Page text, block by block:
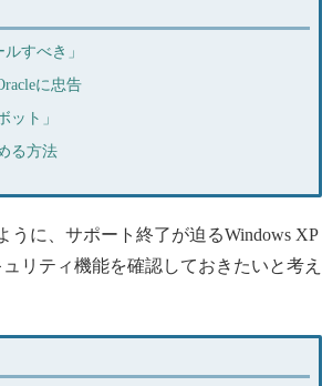
すべき」
に忠告
ト」
る方法
に、サポート終了が迫るWindows XP
リティ機能を確認しておきたいと考え